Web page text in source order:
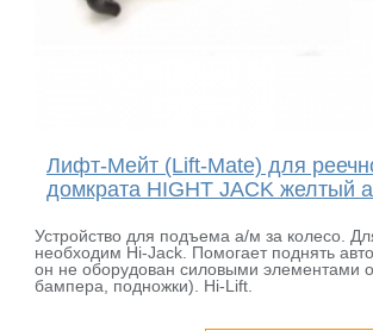
Лифт-Мейт (Lift-Mate) для
домкрата HIGHT JACK желтый
Устройство для подъема а/м за колесо.
необходим Hi-Jack. Помогает поднять
он не оборудован силовыми элементами
бампера, подножки). Hi-Lift.